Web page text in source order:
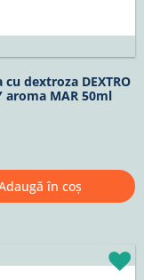
cu dextroza DEXTRO
aroma MAR 50ml
în coș